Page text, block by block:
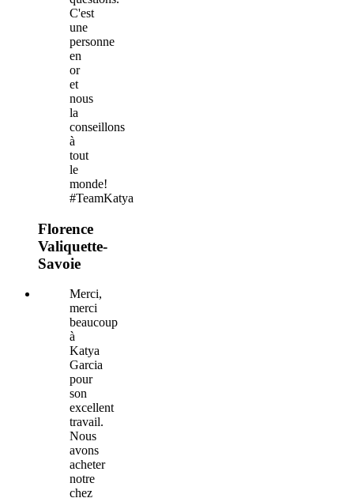
C'est
une
personne
en
or
et
nous
la
conseillons
à
tout
le
monde!
#TeamKatya
Florence
Valiquette-
Savoie
Merci,
merci
beaucoup
à
Katya
Garcia
pour
son
excellent
travail.
Nous
avons
acheter
notre
chez